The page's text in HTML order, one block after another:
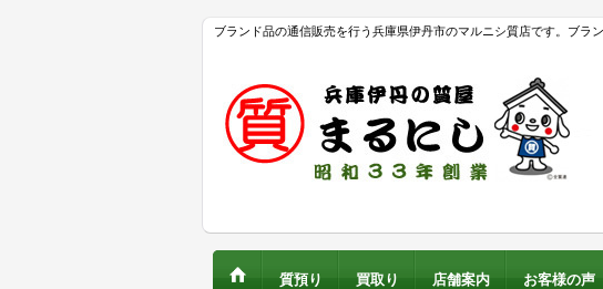
ブランド品の通信販売を行う兵庫県伊丹市のマルニシ質店です。ブラ
質預り 買取り 店舗案内 お客様の声